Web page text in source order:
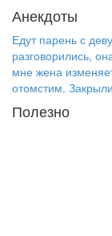
Анекдоты
Едут парень с
разговорились,
мне жена
отомстим.
Полезно